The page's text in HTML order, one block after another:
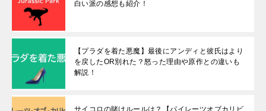
白い派の感想も紹介！
【プラダを着た悪魔】最後にアンディと彼氏はより
を戻したOR別れた？怒った理由や原作との違いも
解説！